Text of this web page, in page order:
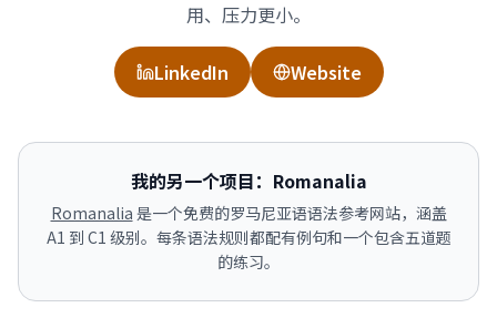
用、压力更小。
LinkedIn Website
我的另一个项目：Romanalia
Romanalia 是一个免费的罗马尼亚语语法参考网站，涵盖
A1 到 C1 级别。每条语法规则都配有例句和一个包含五道题
的练习。